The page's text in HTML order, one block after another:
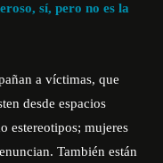
sí, pero no es la
a víctimas, que
desde espacios
estereotipos; mujeres
También están